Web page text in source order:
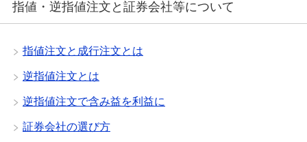
指値・逆指値注文と証券会社等について
指値注文と成行注文とは
逆指値注文とは
逆指値注文で含み益を利益に
証券会社の選び方